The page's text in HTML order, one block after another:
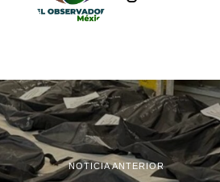
NOTICIA ANTERIOR